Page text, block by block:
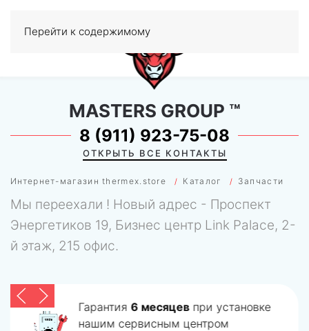
Перейти к содержимому
0
Интернет-магазин thermex.store Каталог Запчасти
MASTERS GROUP ™
8 (911) 923-75-08
ОТКРЫТЬ ВСЕ КОНТАКТЫ
Мы переехали ! Новый адрес - Проспект
Энергетиков 19, Бизнес центр Link Palace, 2-
й этаж, 215 офис.
Гарантия 6 месяцевпри установке
нашим сервисным центром